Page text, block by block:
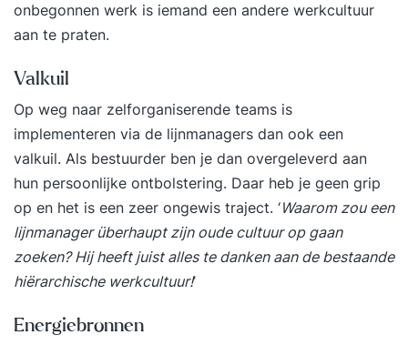
onbegonnen werk is iemand een andere werkcultuur
aan te praten.
Valkuil
Op weg naar zelforganiserende teams is
implementeren via de lijnmanagers dan ook een
valkuil. Als bestuurder ben je dan overgeleverd aan
hun persoonlijke ontbolstering. Daar heb je geen grip
op en het is een zeer ongewis traject. ‘Waarom zou een
lijnmanager überhaupt zijn oude cultuur op gaan
zoeken? Hij heeft juist alles te danken aan de bestaande
hiërarchische werkcultuur!’
Energiebronnen